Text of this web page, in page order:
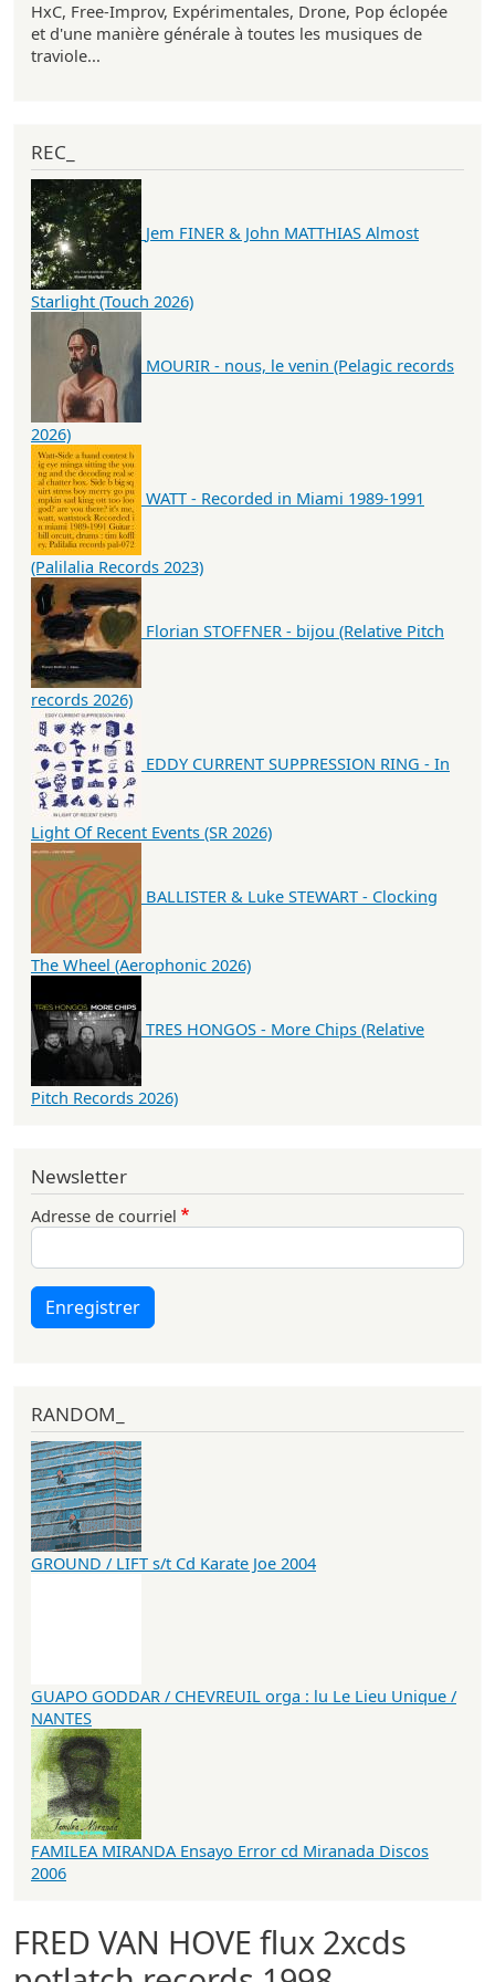
FRED VAN HOVE flux 2xcds
HxC, Free-Improv, Expérimentales, Drone, Pop éclopée
et d'une manière générale à toutes les musiques de
traviole...
REC_
Jem FINER & John MATTHIAS Almost
Starlight (Touch 2026)
MOURIR - nous, le venin (Pelagic records
2026)
WATT - Recorded in Miami 1989-1991
(Palilalia Records 2023)
Florian STOFFNER - bijou (Relative Pitch
records 2026)
EDDY CURRENT SUPPRESSION RING - In
Light Of Recent Events (SR 2026)
BALLISTER & Luke STEWART - Clocking
The Wheel (Aerophonic 2026)
TRES HONGOS - More Chips (Relative
Pitch Records 2026)
Newsletter
Adresse de courriel
Enregistrer
RANDOM_
GROUND / LIFT s/t Cd Karate Joe 2004
GUAPO GODDAR / CHEVREUIL orga : lu Le Lieu Unique /
NANTES
FAMILEA MIRANDA Ensayo Error cd Miranada Discos
2006